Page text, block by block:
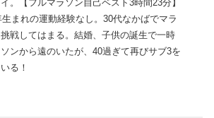
。【フルマラソン自己ベスト3時間23分】
生まれの運動経験なし。30代なかばでマラ
戦してはまる。結婚、子供の誕生で一時
ンから遠のいたが、40過ぎて再びサブ3を
る！